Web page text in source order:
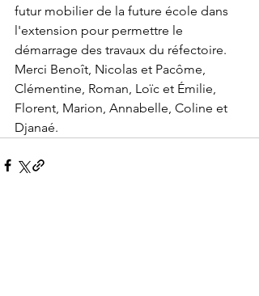
futur mobilier de la future école dans
l'extension pour permettre le
démarrage des travaux du réfectoire.
Merci Benoît, Nicolas et Pacôme,
Clémentine, Roman, Loïc et Émilie,
Florent, Marion, Annabelle, Coline et
Djanaé.